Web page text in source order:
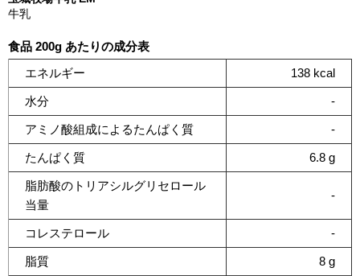
牛乳
食品 200g あたりの成分表
エネルギー
138 kcal
水分 -
アミノ酸組成によるたんぱく質 -
たんぱく質 6.8 g
脂肪酸のトリアシルグリセロール
当量
-
コレステロール -
脂質 8 g